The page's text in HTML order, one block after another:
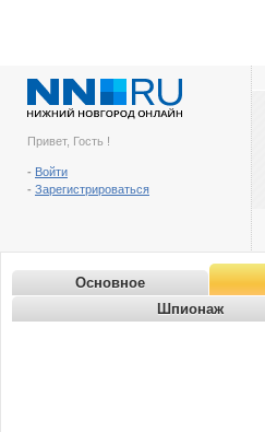
Привет, Гость !
- Войти
- Зарегистрироваться
Основное
Шпионаж